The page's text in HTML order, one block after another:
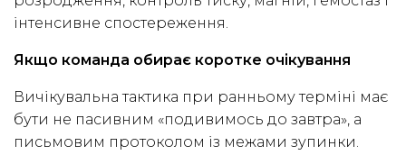
інтенсивне спостереження.
Якщо команда обирає коротке очікування
Вичікувальна тактика при ранньому терміні має
бути не пасивним «подивимось до завтра», а
письмовим протоколом із межами зупинки.